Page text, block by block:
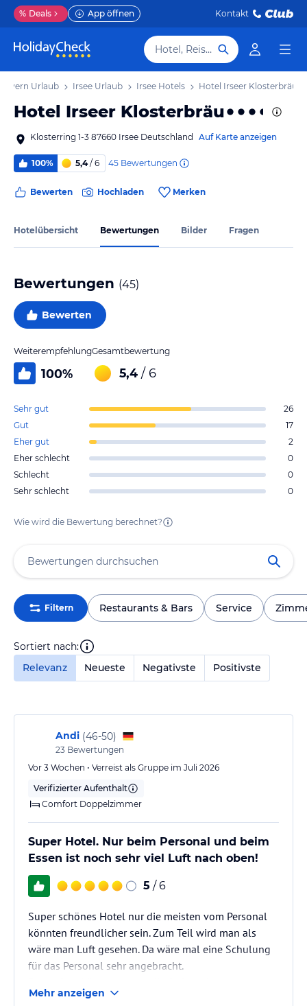
% Deals App öffnen Kontakt
Hotel, Reiseziel
Bayern Urlaub Irsee Urlaub Irsee Hotels Hotel Irseer Klosterbräu
Hotel Irseer Klosterbräu
Klosterring 1-3 87660 Irsee Deutschland Auf Karte anzeigen
100% 5,4/ 6 45 Bewertungen
Bewerten Hochladen Merken
Hotelübersicht Bewertungen Bilder Fragen
Bewertungen (45)
Bewerten
Weiterempfehlung
100%
Gesamtbewertung
5,4 / 6
Sehr gut
26
Gut
17
Eher gut
2
Eher schlecht
0
Schlecht
0
Sehr schlecht
0
Wie wird die Bewertung berechnet?
Filtern Restaurants & Bars Service
Sortiert nach:
Relevanz
Neueste Negativste Positivste
Andi (46-50)
23 Bewertungen
Vor 3 Wochen • Verreist als Gruppe im Juli 2026
Verifizierter Aufenthalt
Comfort Doppelzimmer
Super Hotel. Nur beim Personal und beim
Essen ist noch sehr viel Luft nach oben!
5 / 6
Super schönes Hotel nur die meisten vom Personal
könnten freundlicher sein. Zum Teil wird man als
wäre man Luft gesehen. Da wäre mal eine Schulung
für das Personal sehr angebracht.
von ekelig und versauen leider das ganze Essen. Da
Mehr anzeigen